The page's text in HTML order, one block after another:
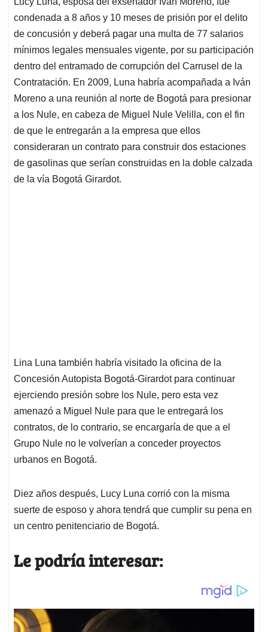
s
A
p
p
b
o
o
k
e
d
I
n
l
a
d
s
condenada a 8 años y 10 meses de prisión por el delito
de concusión y deberá pagar una multa de 77 salarios
mínimos legales mensuales vigente, por su participación
dentro del entramado de corrupción del Carrusel de la
Contratación. En 2009, Luna habría acompañada a Iván
Moreno a una reunión al norte de Bogotá para presionar
a los Nule, en cabeza de Miguel Nule Velilla, con el fin
de que le entregarán a la empresa que ellos
consideraran un contrato para construir dos estaciones
de gasolinas que serían construidas en la doble calzada
de la vía Bogotá Girardot.
Lina Luna también habría visitado la oficina de la
Concesión Autopista Bogotá-Girardot para continuar
ejerciendo presión sobre los Nule, pero esta vez
amenazó a Miguel Nule para que le entregará los
contratos, de lo contrario, se encargaría de que a el
Grupo Nule no le volverían a conceder proyectos
urbanos en Bogotá.
Diez años después, Lucy Luna corrió con la misma
suerte de esposo y ahora tendrá que cumplir su pena en
un centro penitenciario de Bogotá.
Le podría interesar: